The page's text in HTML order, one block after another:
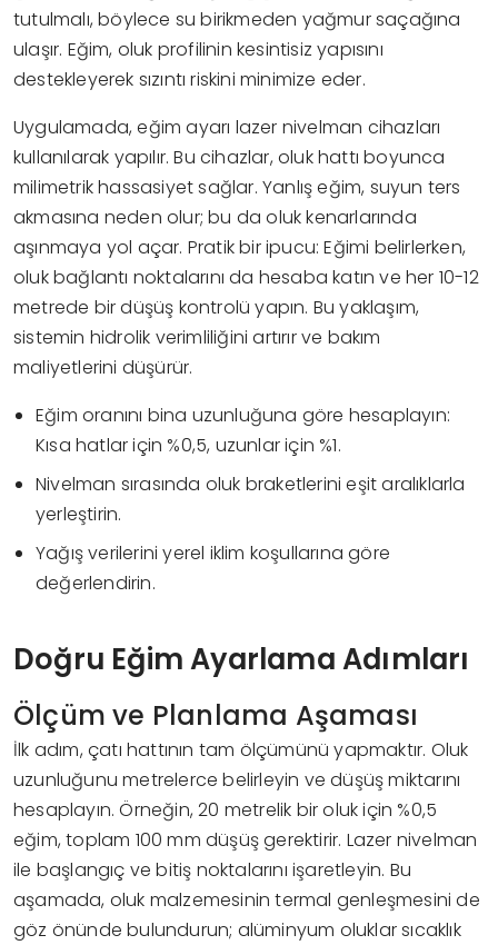
tutulmalı, böylece su birikmeden yağmur saçağına
ulaşır. Eğim, oluk profilinin kesintisiz yapısını
destekleyerek sızıntı riskini minimize eder.
Uygulamada, eğim ayarı lazer nivelman cihazları
kullanılarak yapılır. Bu cihazlar, oluk hattı boyunca
milimetrik hassasiyet sağlar. Yanlış eğim, suyun ters
akmasına neden olur; bu da oluk kenarlarında
aşınmaya yol açar. Pratik bir ipucu: Eğimi belirlerken,
oluk bağlantı noktalarını da hesaba katın ve her 10-12
metrede bir düşüş kontrolü yapın. Bu yaklaşım,
sistemin hidrolik verimliliğini artırır ve bakım
maliyetlerini düşürür.
Eğim oranını bina uzunluğuna göre hesaplayın:
Kısa hatlar için %0,5, uzunlar için %1.
Nivelman sırasında oluk braketlerini eşit aralıklarla
yerleştirin.
Yağış verilerini yerel iklim koşullarına göre
değerlendirin.
Doğru Eğim Ayarlama Adımları
Ölçüm ve Planlama Aşaması
İlk adım, çatı hattının tam ölçümünü yapmaktır. Oluk
uzunluğunu metrelerce belirleyin ve düşüş miktarını
hesaplayın. Örneğin, 20 metrelik bir oluk için %0,5
eğim, toplam 100 mm düşüş gerektirir. Lazer nivelman
ile başlangıç ve bitiş noktalarını işaretleyin. Bu
aşamada, oluk malzemesinin termal genleşmesini de
göz önünde bulundurun; alüminyum oluklar sıcaklık